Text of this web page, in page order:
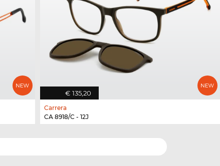
€ 135,20
Carrera
CA 8918/C - 12J